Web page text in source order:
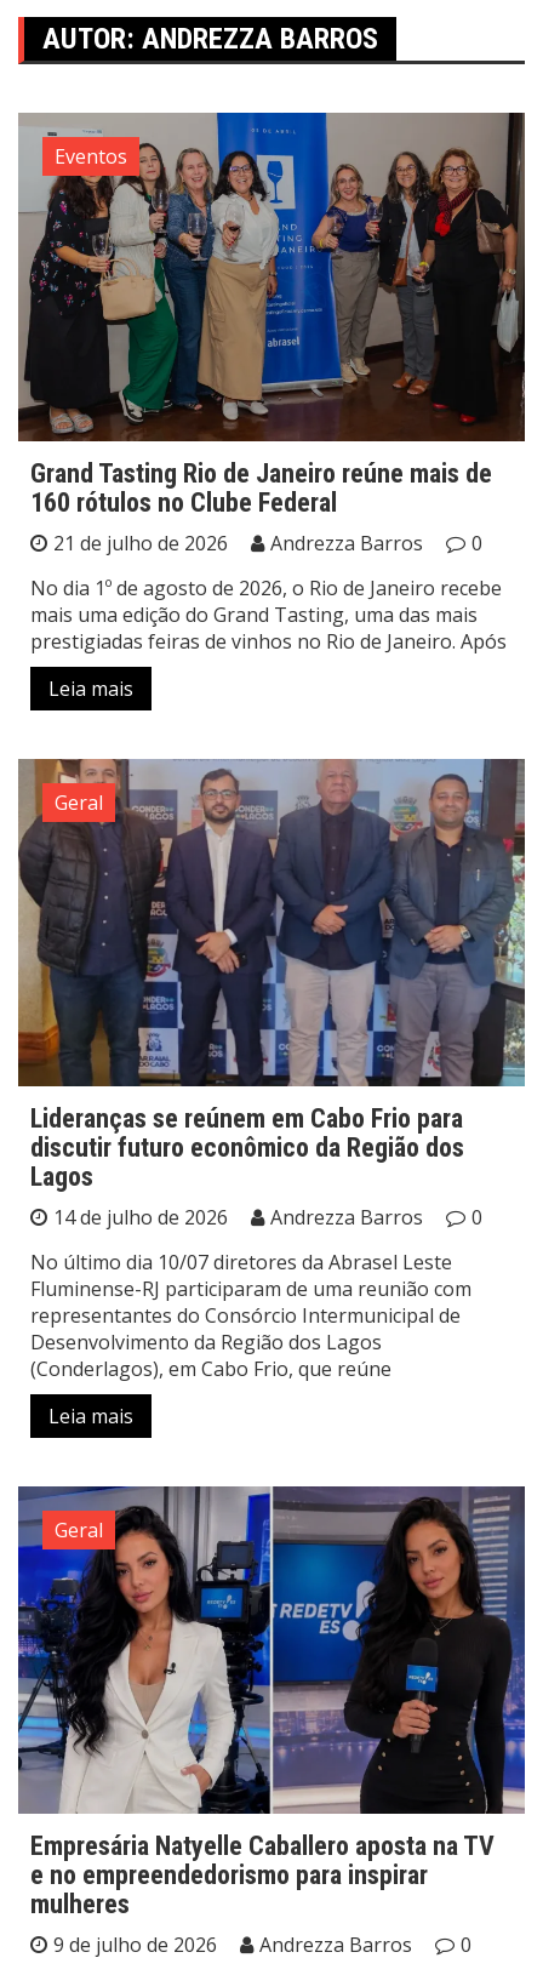
AUTOR: ANDREZZA BARROS
Eventos
Grand Tasting Rio de Janeiro reúne mais de
160 rótulos no Clube Federal
21 de julho de 2026 Andrezza Barros
0
No dia 1º de agosto de 2026, o Rio de Janeiro recebe
mais uma edição do Grand Tasting, uma das mais
prestigiadas feiras de vinhos no Rio de Janeiro. Após
Leia mais
Geral
Lideranças se reúnem em Cabo Frio para
discutir futuro econômico da Região dos
Lagos
14 de julho de 2026 Andrezza Barros
0
No último dia 10/07 diretores da Abrasel Leste
Fluminense-RJ participaram de uma reunião com
representantes do Consórcio Intermunicipal de
Desenvolvimento da Região dos Lagos
(Conderlagos), em Cabo Frio, que reúne
Leia mais
Geral
Empresária Natyelle Caballero aposta na TV
e no empreendedorismo para inspirar
mulheres
9 de julho de 2026 Andrezza Barros
0